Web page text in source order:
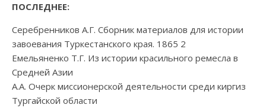
ПОСЛЕДНЕЕ:
Серебренников А.Г. Сборник материалов для истории
завоевания Туркестанского края. 1865 2
Емельяненко Т.Г. Из истории красильного ремесла в
Средней Азии
А.А. Очерк миссионерской деятельности среди киргиз
Тургайской области